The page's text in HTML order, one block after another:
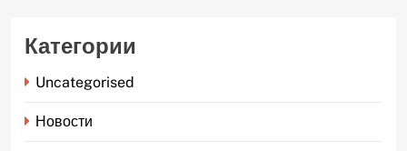
Категории
Uncategorised
Новости